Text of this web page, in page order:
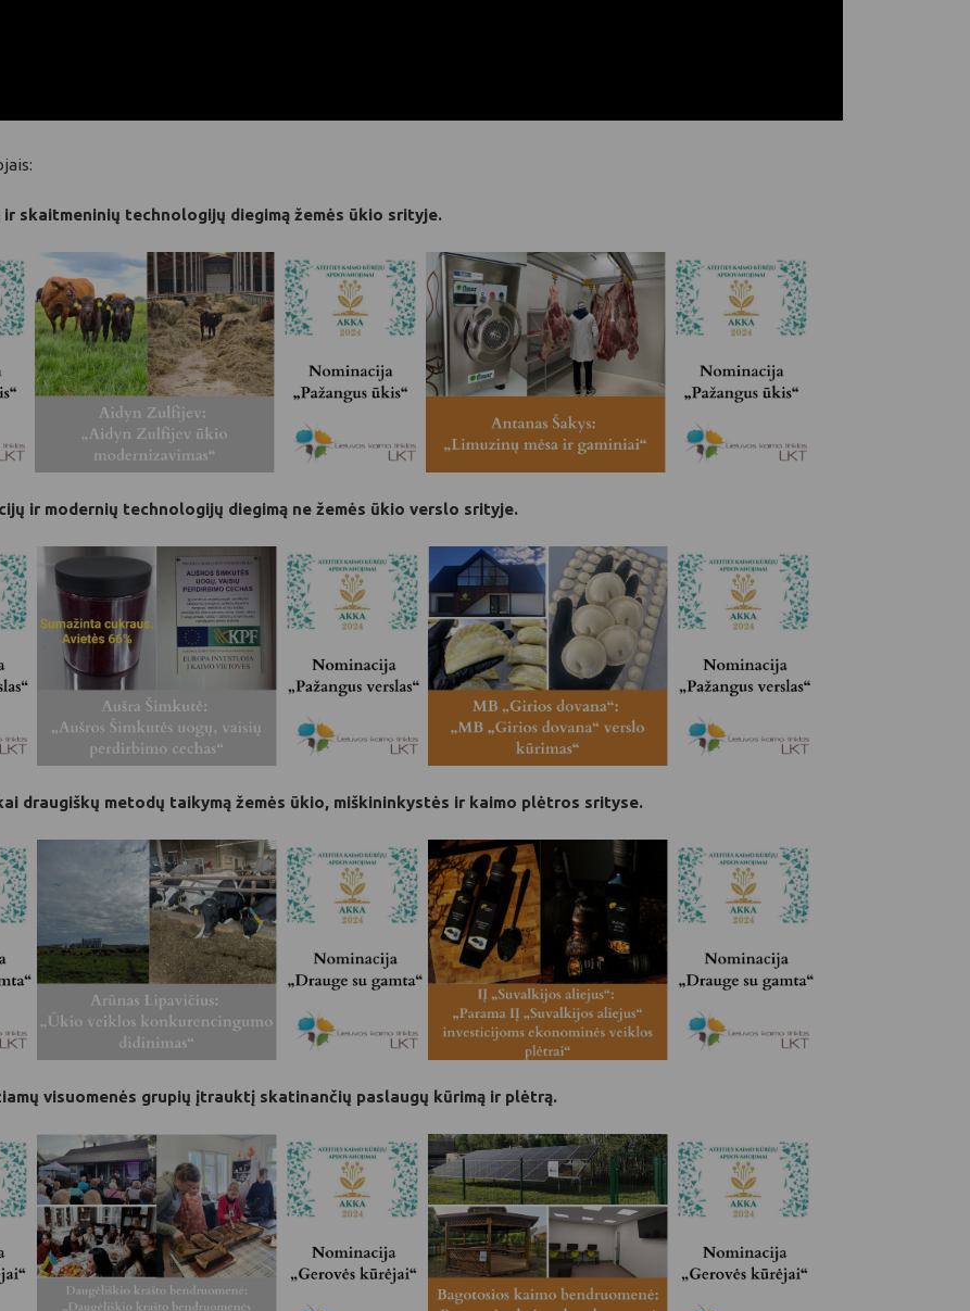
ir skaitmeninių technologijų diegimą žemės ūkio srityje.
ir modernių technologijų diegimą ne žemės ūkio verslo srityje.
draugiškų metodų taikymą žemės ūkio, miškininkystės ir kaimo plėtros srityse.
visuomenės grupių įtrauktį skatinančių paslaugų kūrimą ir plėtrą.